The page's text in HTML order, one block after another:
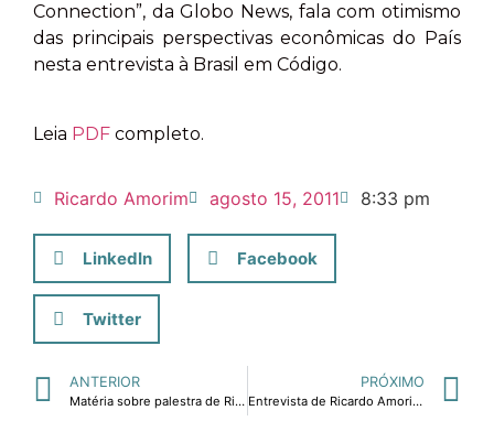
Connection”, da Globo News, fala com otimismo
das principais perspectivas econômicas do País
nesta entrevista à Brasil em Código.
Leia PDF completo.
Ricardo Amorim agosto 15, 2011 8:33 pm
LinkedIn Facebook
Twitter
ANTERIOR
Matéria sobre palestra de Ricardo Amorim sobre desafios e oportunidades em logística, inovação e automação.
PRÓXIMO
Entrevista de Ricardo Amorim à Rádio Jovem Pan sobre perspectivas para economia brasileira.